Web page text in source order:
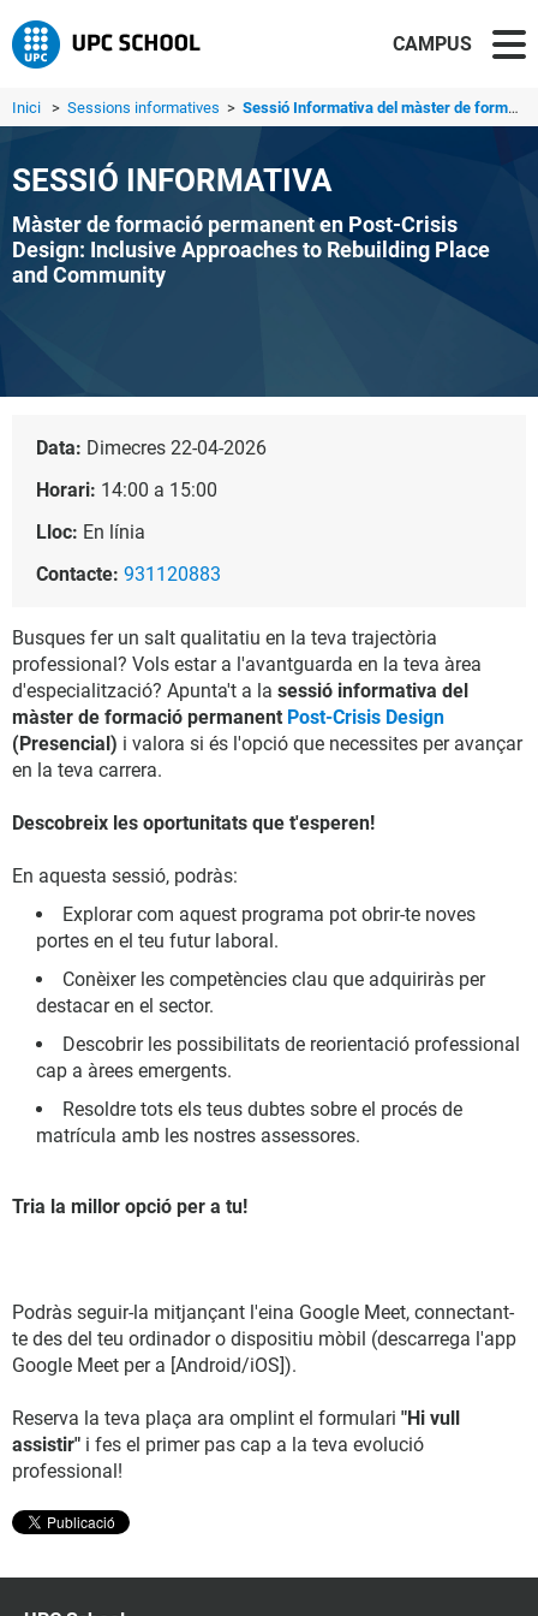
CAMPUS
Inici > Sessions informatives > Sessió Informativa del màster de formació permanent en Po...
SESSIÓ INFORMATIVA
Màster de formació permanent en Post-Crisis
Design: Inclusive Approaches to Rebuilding Place
and Community
Data: Dimecres 22-04-2026
Horari: 14:00 a 15:00
Lloc: En línia
Contacte: 931120883
Busques fer un salt qualitatiu en la teva trajectòria
professional? Vols estar a l'avantguarda en la teva àrea
d'especialització? Apunta't a la sessió informativa del
màster de formació permanent Post-Crisis Design
(Presencial) i valora si és l'opció que necessites per avançar
en la teva carrera.
Descobreix les oportunitats que t'esperen!
En aquesta sessió, podràs:
Explorar com aquest programa pot obrir-te noves
portes en el teu futur laboral.
Conèixer les competències clau que adquiriràs per
destacar en el sector.
Descobrir les possibilitats de reorientació professional
cap a àrees emergents.
Resoldre tots els teus dubtes sobre el procés de
matrícula amb les nostres assessores.
Tria la millor opció per a tu!
Podràs seguir-la mitjançant l'eina Google Meet, connectant-
te des del teu ordinador o dispositiu mòbil (descarrega l'app
Google Meet per a [Android/iOS]).
Reserva la teva plaça ara omplint el formulari "Hi vull
assistir" i fes el primer pas cap a la teva evolució
professional!